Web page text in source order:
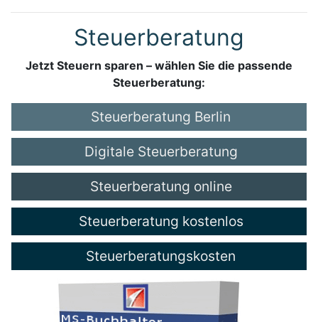
Steuerberatung
Jetzt Steuern sparen – wählen Sie die passende
Steuerberatung:
Steuerberatung Berlin
Digitale Steuerberatung
Steuerberatung online
Steuerberatung kostenlos
Steuerberatungskosten